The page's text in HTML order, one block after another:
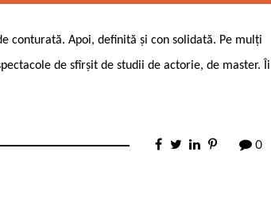
conturată. Apoi, definită și con ­solidată. Pe mulți
de sfîrșit de studii de actorie, de master. Îi
0